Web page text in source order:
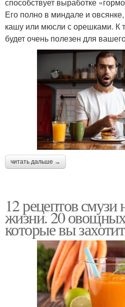
Его полно в миндале и
кашу или мюсли с орешками. К
будет очень полезен для
читать дальше →
12 рецептов смузи
жизни. 20
которые вы